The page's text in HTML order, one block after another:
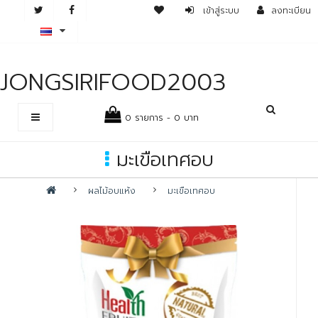
เข้าสู่ระบบ ลงทะเบียน
JONGSIRIFOOD2003
0 รายการ - 0 บาท
มะเขือเทศอบ
ผลไม้อบแห้ง มะเขือเทศอบ